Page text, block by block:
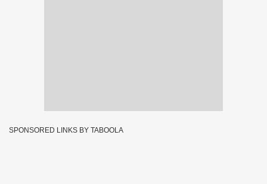
SPONSORED LINKS BY TABOOLA